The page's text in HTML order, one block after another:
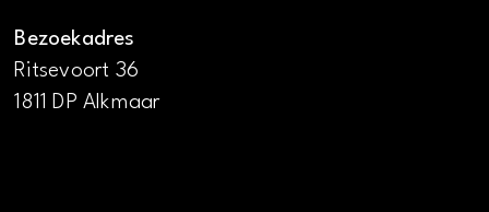
Bezoekadres
Ritsevoort 36
1811 DP Alkmaar